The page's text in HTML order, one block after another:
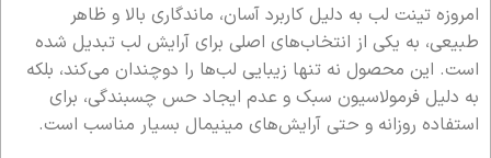
امروزه تینت لب به دلیل کاربرد آسان، ماندگاری بالا و ظاهر
طبیعی، به یکی از انتخاب‌های اصلی برای آرایش لب تبدیل شده
است. این محصول نه تنها زیبایی لب‌ها را دوچندان می‌کند، بلکه
به دلیل فرمولاسیون سبک و عدم ایجاد حس چسبندگی، برای
استفاده روزانه و حتی آرایش‌های مینیمال بسیار مناسب است.